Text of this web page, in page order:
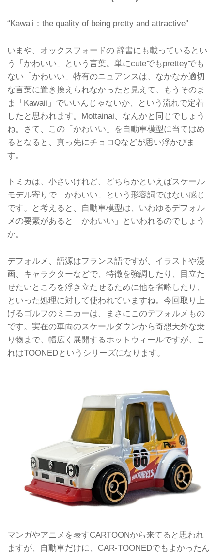
“Kawaii：the quality of being pretty and attractive”
いまや、オックスフォードの 辞書にも載っているとい
う「かわいい」という言葉。単にcuteでもpretteyでも
ない「かわいい」特有のニュアンスは、なかなか適切
な言葉に置き換えられなかったと見えて、もうそのま
ま「Kawaii」でいいんじゃないか、という流れで定着
したと思われます。Mottainai、なんかと同じでしょう
ね。さて、この「かわいい」を自動車模型に当てはめ
るとなると、真っ先にチョロQなどが思い浮かびま
す。
トミカは、小さいけれど、どちらかといえばスケール
モデル寄りで「かわいい」という形容詞ではない感じ
です。と考えると、自動車模型は、いわゆるデフォル
メの要素があると「かわいい」といわれるのでしょう
か。
デフォルメ、語源はフランス語ですが、イラストや漫
画、キャラクターなどで、特徴を強調したり、目立た
せたいところを浮き立たせるために他を省略したり、
といった処理に対して使われていますね。今回取り上
げるゴルフのミニカーは、まさにこのデフォルメもの
です。実在の車両のスケールダウンから奇想天外な乗
り物まで、幅広く展開するホットウィールですが、こ
れはTOONEDというシリーズになります。
マンガやアニメを表すCARTOONから来てると思われ
ますが、自動車だけに、CAR-TOONEDでもよかったん